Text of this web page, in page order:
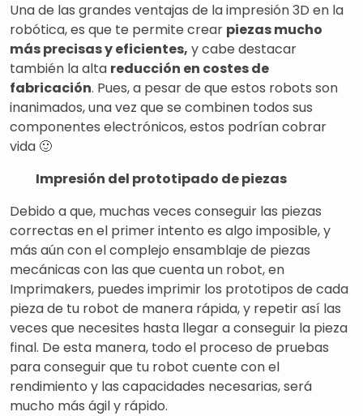
Una de las grandes ventajas de la impresión 3D en la
robótica, es que te permite crear piezas mucho
más precisas y eficientes, y cabe destacar
también la alta reducción en costes de
fabricación. Pues, a pesar de que estos robots son
inanimados, una vez que se combinen todos sus
componentes electrónicos, estos podrían cobrar
vida 🙂
Impresión del prototipado de piezas
Debido a que, muchas veces conseguir las piezas
correctas en el primer intento es algo imposible, y
más aún con el complejo ensamblaje de piezas
mecánicas con las que cuenta un robot, en
Imprimakers, puedes imprimir los prototipos de cada
pieza de tu robot de manera rápida, y repetir así las
veces que necesites hasta llegar a conseguir la pieza
final. De esta manera, todo el proceso de pruebas
para conseguir que tu robot cuente con el
rendimiento y las capacidades necesarias, será
mucho más ágil y rápido.